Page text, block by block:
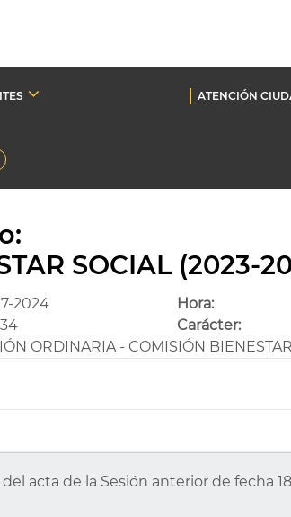
ATENCIÓN
SOCIAL (2023-
2024 Hora:
Carácter:
ORDINARIA - COMISIÓN
acta de la Sesión anterior de fecha